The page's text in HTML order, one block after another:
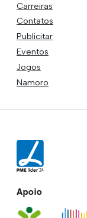
Carreiras
Contatos
Publicitar
Eventos
Jogos
Namoro
Apoio